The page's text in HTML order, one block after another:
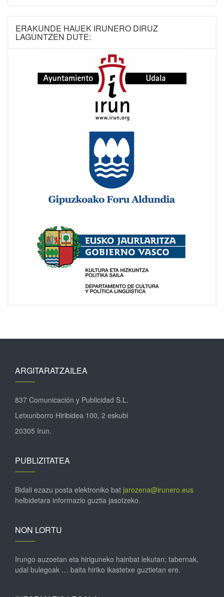
ERAKUNDE HAUEK IRUNERO DIRUZ
LAGUNTZEN DUTE:
ARGITARATZAILEA
837 Comunicación y Publicidad S.L.
Letxunborro Hiribidea 100, 2 eskubi
20305 Irun.
PUBLIZITATEA
Bidali ezazu posta elektroniko bat jarozena@irunero.eus
helbidetara informazio guztia jasotzeko.
NON LORTU
Irungo auzoetan eta hiriguneko hainbat lekutan; tabernak,
udal bulegoak … baita hiriko ikastetxe guztietan ere.